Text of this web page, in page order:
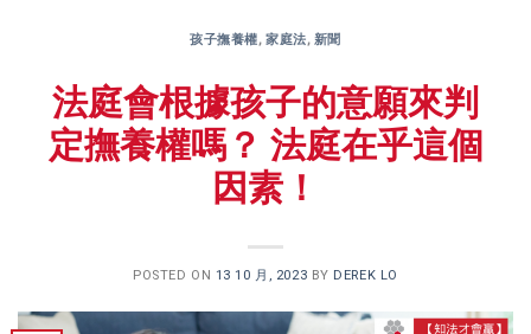
孩子撫養權, 家庭法, 新聞
法庭會根據孩子的意願來判
定撫養權嗎？ 法庭在乎這個
因素！
POSTED ON 13 10 月, 2023 BY DEREK LO